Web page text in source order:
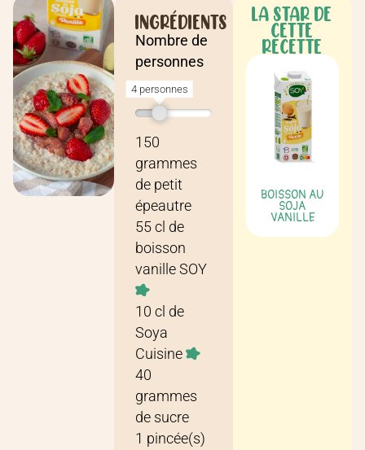
INGRÉDIENTS
Nombre de
personnes
4 personnes
Recette pour 4 personnes
150
grammes
depetit
épeautre
55 cl de
boisson
vanille SOY
10 cl de
Soya
Cuisine
40
grammes
desucre
1 pincée(s)
LA STAR DE
CETTE
RECETTE
BOISSON AU
SOJA
VANILLE